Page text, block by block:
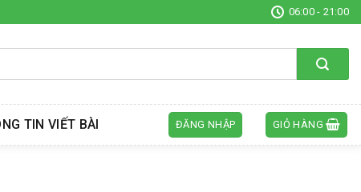
06:00 - 21:00
TIN VIẾT BÀI ĐĂNG NHẬP GIỎ HÀNG